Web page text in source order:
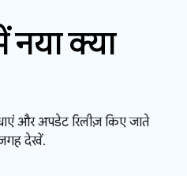
क्या
और अपडेट रिलीज़ किए जाते
जगह देखें.